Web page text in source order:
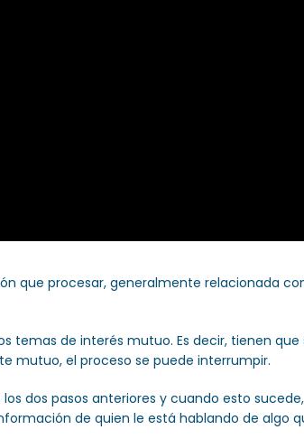
que procesar, generalmente relacionada
temas de interés mutuo. Es decir, tienen
mutuo, el proceso se puede interrumpir.
dos pasos anteriores y cuando esto
de quien le está hablando de algo